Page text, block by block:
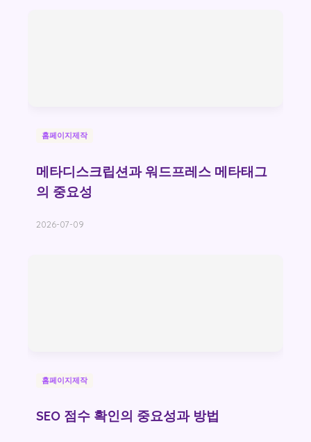
홈페이지제작
메타디스크립션과 워드프레스 메타태그
의 중요성
2026-07-09
홈페이지제작
SEO 점수 확인의 중요성과 방법